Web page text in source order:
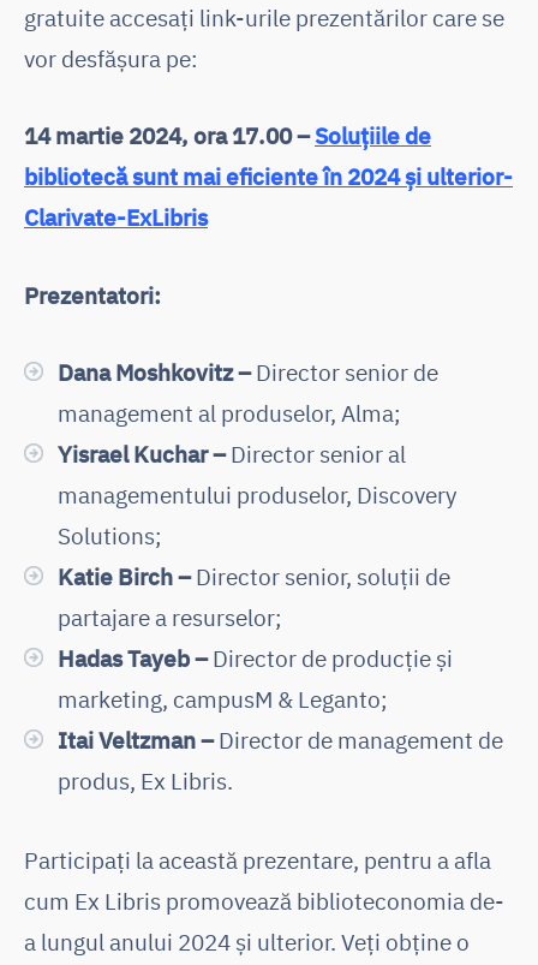
gratuite accesaţi link-urile prezentărilor care se
vor desfășura pe:
14 martie 2024, ora 17.00 –Soluțiile de
bibliotecă sunt mai eficiente în 2024 și ulterior-
Clarivate-ExLibris
Prezentatori:
Dana Moshkovitz –Director senior de
management al produselor, Alma;
Yisrael Kuchar –Director senior al
managementului produselor, Discovery
Solutions;
Katie Birch –Director senior, soluții de
partajare a resurselor;
Hadas Tayeb –Director de producție și
marketing, campusM & Leganto;
Itai Veltzman –Director de management de
produs, Ex Libris.
Participați la această prezentare, pentru a afla
cum Ex Libris promovează biblioteconomia de-
a lungul anului 2024 și ulterior. Veți obține o